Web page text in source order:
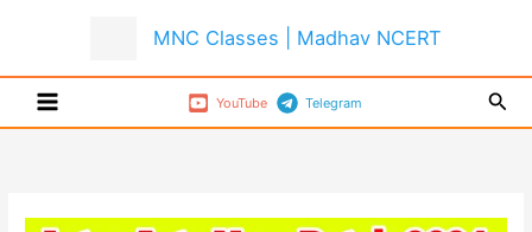
MNC Classes | Madhav NCERT
YouTube Telegram